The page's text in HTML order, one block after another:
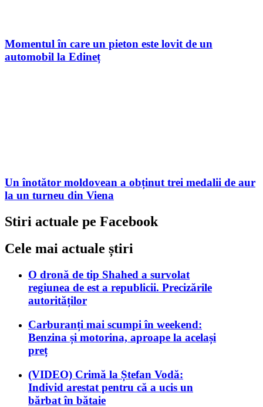
Momentul în care un pieton este lovit de un
automobil la Edineț
Un înotător moldovean a obținut trei medalii de aur
la un turneu din Viena
Stiri actuale pe Facebook
Cele mai actuale știri
O dronă de tip Shahed a survolat
regiunea de est a republicii. Precizările
autorităților
Carburanți mai scumpi în weekend:
Benzina și motorina, aproape la același
preț
(VIDEO) Crimă la Ștefan Vodă:
Individ arestat pentru că a ucis un
bărbat în bătaie